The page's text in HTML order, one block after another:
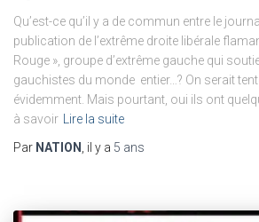
Qu’est-ce qu’il y a de commun entre le
publication de l’extrême droite libérale
Rouge », groupe d’extrême gauche qui
gauchistes du monde entier…? On serait
évidemment. Mais pourtant, oui ils ont
à savoir
Lire la suite
Par NATION , il y a 5 ans